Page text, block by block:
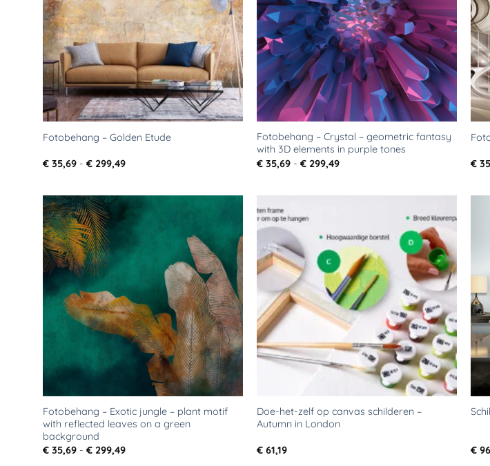
Fotobehang – Golden Etude
€35,69 - €299,49Prijsklasse:
Fotobehang – Crystal – geometric fantasy
with 3D elements in purple tones
€35,69 - €299,49Prijsklasse: €
Toevoegen
aan
verlanglijst
Fotobehang – Exotic jungle – plant motif
with reflected leaves on a green
background
€35,69 - €299,49Prijsklasse:
Toevoegen
aan
verlanglijst
Doe-het-zelf op canvas schilderen –
Autumn in London
€61,19 €